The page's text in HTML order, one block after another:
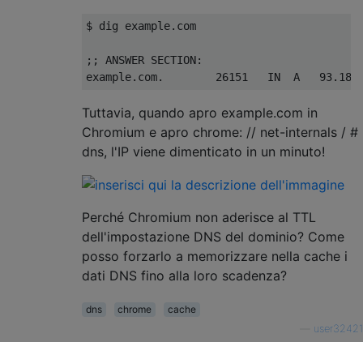
$ dig example.com
;; ANSWER SECTION:
Tuttavia, quando apro example.com in
Chromium e apro chrome: // net-internals / #
dns, l'IP viene dimenticato in un minuto!
Perché Chromium non aderisce al TTL
dell'impostazione DNS del dominio? Come
posso forzarlo a memorizzare nella cache i
dati DNS fino alla loro scadenza?
dns chrome
cache
user32421